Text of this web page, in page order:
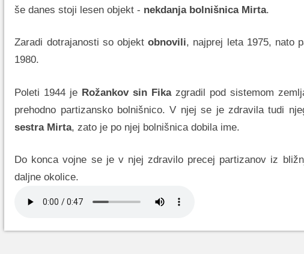
še danes stoji lesen objekt - nekdanja bolnišnica Mirta.
Zaradi dotrajanosti so objektobnovili, najprej leta 1975, nato
1980.
Poleti 1944 je Rožankov sin Fikazgradil pod sistemom
prehodno partizansko bolnišnico. V njej se je zdravila tudi
sestra Mirta, zato je po njej bolnišnica dobila ime.
Do konca vojne se je v njej zdravilo precej partizanov iz
daljne okolice.